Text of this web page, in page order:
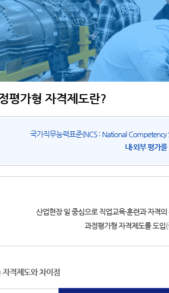
평가형 자격제도란?
국가직무능력표준(NCS : National Competency
내·외부 평가
산업현장 일 중심으로 직업교육·훈련과 자격
과정평가형 자격제도를 도입
자격제도와 차이점